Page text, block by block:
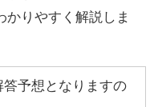
かりやすく解説しま
答予想となりますの